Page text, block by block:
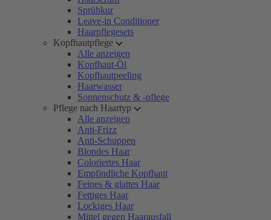
Sprühkur
Leave-in Conditioner
Haarpflegesets
Kopfhautpflege
Alle anzeigen
Kopfhaut-Öl
Kopfhautpeeling
Haarwasser
Sonnenschutz & -pflege
Pflege nach Haartyp
Alle anzeigen
Anti-Frizz
Anti-Schuppen
Blondes Haar
Coloriertes Haar
Empfindliche Kopfhaut
Feines & glattes Haar
Fettiges Haar
Lockiges Haar
Mittel gegen Haarausfall